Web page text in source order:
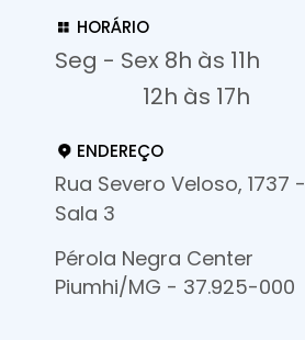
HORÁRIO
Seg - Sex 8h às 11h
12h às 17h
ENDEREÇO
Rua Severo Veloso, 1737 -
Sala 3
Pérola Negra Center
Piumhi/MG - 37.925-000